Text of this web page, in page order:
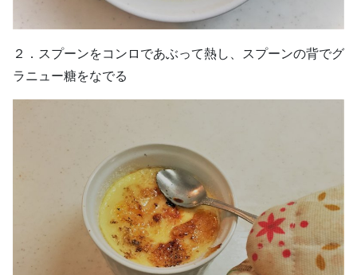
２．スプーンをコンロであぶって熱し、スプーンの背でグ
ラニュー糖をなでる